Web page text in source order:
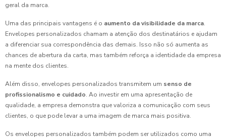
geral da marca.
Uma das principais vantagens é o aumento da visibilidade da marca.
Envelopes personalizados chamam a atenção dos destinatários e ajudam
a diferenciar sua correspondência das demais. Isso não só aumenta as
chances de abertura da carta, mas também reforça a identidade da empresa
na mente dos clientes.
Além disso, envelopes personalizados transmitem um senso de
profissionalismo e cuidado. Ao investir em uma apresentação de
qualidade, a empresa demonstra que valoriza a comunicação com seus
clientes, o que pode levar a uma imagem de marca mais positiva.
Os envelopes personalizados também podem ser utilizados como uma